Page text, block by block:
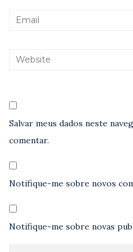
Salvar meus dados neste
comentar.
Notifique-me sobre novos
Notifique-me sobre novas